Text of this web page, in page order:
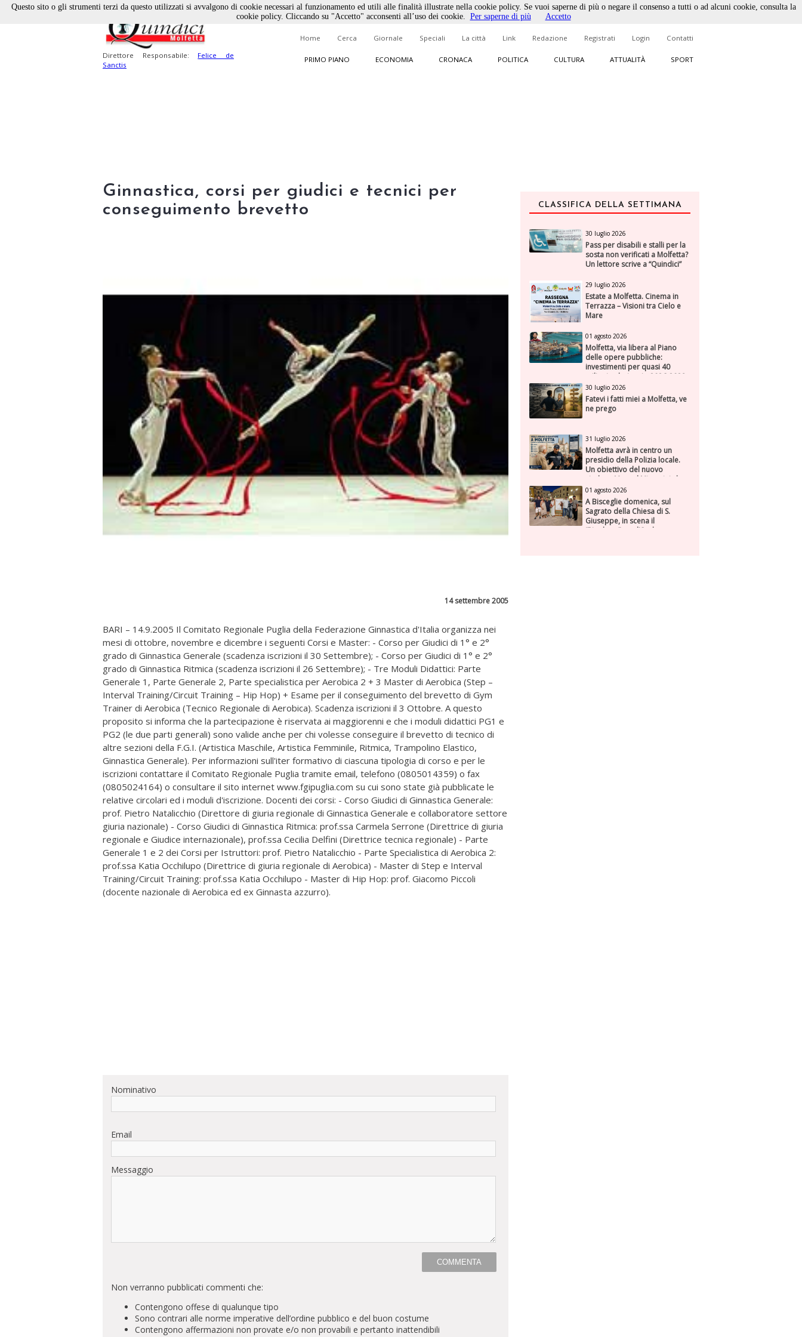
Direttore Responsabile: Felice de
Sanctis
Home Cerca Giornale Speciali La città Link Redazione Registrati Login Contatti
PRIMO PIANO ECONOMIA CRONACA POLITICA CULTURA ATTUALITÀ SPORT
Ginnastica, corsi per giudici e tecnici per
conseguimento brevetto
14 settembre 2005
BARI – 14.9.2005 Il Comitato Regionale Puglia della Federazione Ginnastica d'Italia organizza nei
mesi di ottobre, novembre e dicembre i seguenti Corsi e Master: - Corso per Giudici di 1° e 2°
grado di Ginnastica Generale (scadenza iscrizioni il 30 Settembre); - Corso per Giudici di 1° e 2°
grado di Ginnastica Ritmica (scadenza iscrizioni il 26 Settembre); - Tre Moduli Didattici: Parte
Generale 1, Parte Generale 2, Parte specialistica per Aerobica 2 + 3 Master di Aerobica (Step –
Interval Training/Circuit Training – Hip Hop) + Esame per il conseguimento del brevetto di Gym
Trainer di Aerobica (Tecnico Regionale di Aerobica). Scadenza iscrizioni il 3 Ottobre. A questo
proposito si informa che la partecipazione è riservata ai maggiorenni e che i moduli didattici PG1 e
PG2 (le due parti generali) sono valide anche per chi volesse conseguire il brevetto di tecnico di
altre sezioni della F.G.I. (Artistica Maschile, Artistica Femminile, Ritmica, Trampolino Elastico,
Ginnastica Generale). Per informazioni sull'iter formativo di ciascuna tipologia di corso e per le
iscrizioni contattare il Comitato Regionale Puglia tramite email, telefono (0805014359) o fax
(0805024164) o consultare il sito internet www.fgipuglia.com su cui sono state già pubblicate le
relative circolari ed i moduli d'iscrizione. Docenti dei corsi: - Corso Giudici di Ginnastica Generale:
prof. Pietro Natalicchio (Direttore di giuria regionale di Ginnastica Generale e collaboratore settore
giuria nazionale) - Corso Giudici di Ginnastica Ritmica: prof.ssa Carmela Serrone (Direttrice di giuria
regionale e Giudice internazionale), prof.ssa Cecilia Delfini (Direttrice tecnica regionale) - Parte
Generale 1 e 2 dei Corsi per Istruttori: prof. Pietro Natalicchio - Parte Specialistica di Aerobica 2:
prof.ssa Katia Occhilupo (Direttrice di giuria regionale di Aerobica) - Master di Step e Interval
Training/Circuit Training: prof.ssa Katia Occhilupo - Master di Hip Hop: prof. Giacomo Piccoli
(docente nazionale di Aerobica ed ex Ginnasta azzurro).
Nominativo
Email
Messaggio
Non verranno pubblicati commenti che:
Contengono offese di qualunque tipo
Sono contrari alle norme imperative dell’ordine pubblico e del buon costume
Contengono affermazioni non provate e/o non provabili e pertanto inattendibili
CLASSIFICA DELLA SETTIMANA
30 luglio 2026
Pass per disabili e stalli per la
sosta non verificati a Molfetta?
Un lettore scrive a “Quindici”
29 luglio 2026
Estate a Molfetta. Cinema in
Terrazza – Visioni tra Cielo e
Mare
01 agosto 2026
Molfetta, via libera al Piano
delle opere pubbliche:
investimenti per quasi 40
milioni nel triennio 2026-2028
30 luglio 2026
Fatevi i fatti miei a Molfetta, ve
ne prego
31 luglio 2026
Molfetta avrà in centro un
presidio della Polizia locale.
Un obiettivo del nuovo
sindaco Manuel Minervini che
diviene realtà, con la speranza
di maggiore efficienza e
presenza sul territorio
01 agosto 2026
A Bisceglie domenica, sul
Sagrato della Chiesa di S.
Giuseppe, in scena il
“Rigoletto” con l’Orchestra
Questo sito o gli strumenti terzi da questo utilizzati si avvalgono di cookie necessari al funzionamento ed utili alle finalità illustrate nella cookie policy. Se vuoi saperne di più o negare il consenso a tutti o ad alcuni cookie, consulta la
cookie policy. Cliccando su "Accetto" acconsenti all’uso dei cookie. Per saperne di più Accetto